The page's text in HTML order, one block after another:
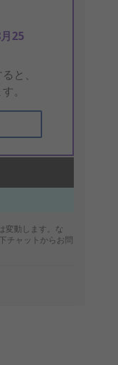
25
と、
。
変動します。な
チャットからお問